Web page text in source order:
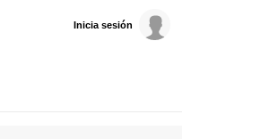
Inicia sesión